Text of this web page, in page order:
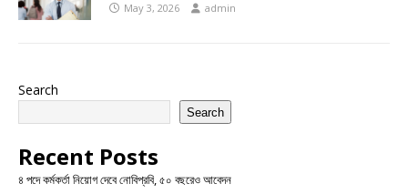
May 3, 2026 admin
Search
Search
Recent Posts
৪ পদে কর্মকর্তা নিয়োগ দেবে নোবিপ্রবি, ৫০ বছরেও আবেদন